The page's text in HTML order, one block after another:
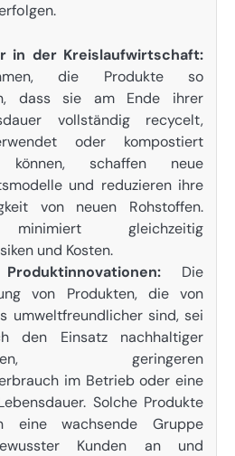
in der Kreislaufwirtschaft:
die Produkte so
dass sie am Ende ihrer
vollständig recycelt,
oder kompostiert
können, schaffen neue
und reduzieren ihre
von neuen Rohstoffen.
gleichzeitig
und Kosten.
Die
von Produkten, die von
umweltfreundlicher sind, sei
den Einsatz nachhaltiger
geringeren
im Betrieb oder eine
Solche Produkte
eine wachsende Gruppe
Kunden an und